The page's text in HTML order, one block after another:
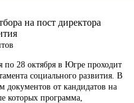
на пост директора
по 28 октября в Югре проходит
социального развития. В
документов от кандидатов на
которых программа,